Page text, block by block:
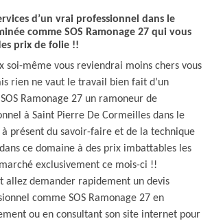
d’un vrai professionnel dans le
comme SOS Ramonage 27 qui vous
prix de folie !!
soi-même vous reviendrai moins chers vous
rien ne vaut le travail bien fait d’un
Ramonage 27 un ramoneur de
à Saint Pierre De Cormeilles dans le
présent du savoir-faire et de la technique
ce domaine à des prix imbattables les
exclusivement ce mois-ci !!
allez demander rapidement un devis
comme SOS Ramonage 27 en
ou en consultant son site internet pour